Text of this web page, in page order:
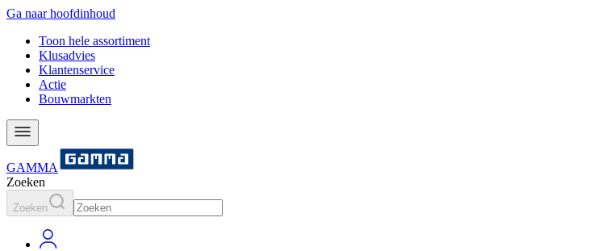
Ga naar hoofdinhoud
Toon hele assortiment
Klusadvies
Klantenservice
Actie
Bouwmarkten
GAMMA
Zoeken
Zoeken